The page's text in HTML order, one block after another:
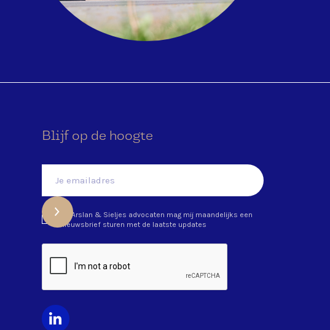
Blijf op de hoogte
Ja, Arslan & Sieljes advocaten mag mij maandelijks een
nieuwsbrief sturen met de laatste updates